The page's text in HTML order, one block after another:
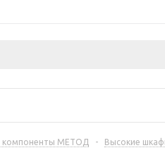
компоненты МЕТОД - Высокие